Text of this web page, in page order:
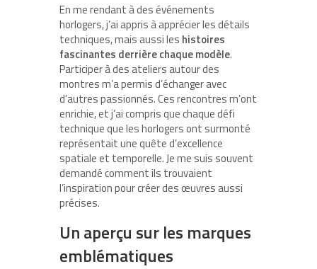
En me rendant à des événements
horlogers, j’ai appris à apprécier les détails
techniques, mais aussi les histoires
fascinantes derrière chaque modèle.
Participer à des ateliers autour des
montres m’a permis d’échanger avec
d’autres passionnés. Ces rencontres m’ont
enrichie, et j’ai compris que chaque défi
technique que les horlogers ont surmonté
représentait une quête d’excellence
spatiale et temporelle. Je me suis souvent
demandé comment ils trouvaient
l’inspiration pour créer des œuvres aussi
précises.
Un aperçu sur les marques
emblématiques